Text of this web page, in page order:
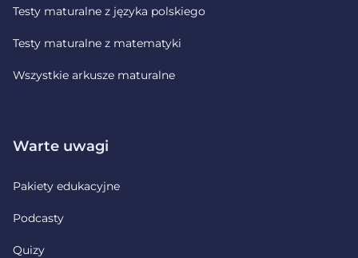
Testy maturalne z języka polskiego
Testy maturalne z matematyki
Wszystkie arkusze maturalne
Warte uwagi
Pakiety edukacyjne
Podcasty
Quizy